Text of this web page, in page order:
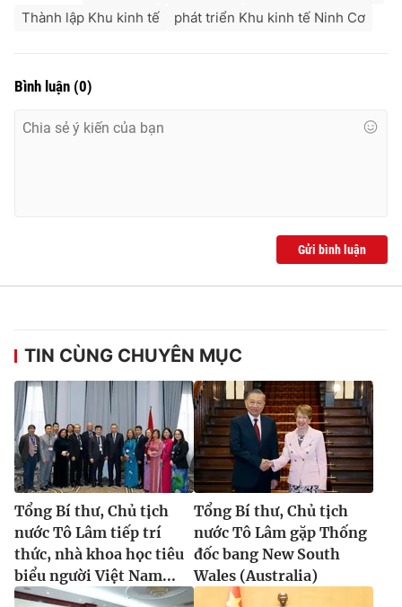
Thành lập Khu kinh tế
phát triển Khu kinh tế Ninh Cơ
Bình luận (0)
Gửi bình luận
TIN CÙNG CHUYÊN MỤC
Tổng Bí thư, Chủ tịch
nước Tô Lâm tiếp trí
thức, nhà khoa học tiêu
biểu người Việt Nam...
Tổng Bí thư, Chủ tịch
nước Tô Lâm gặp Thống
đốc bang New South
Wales (Australia)